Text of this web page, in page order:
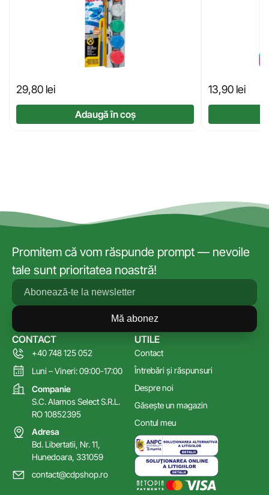
29,80 lei
Adaugă în coș
13,90 lei
Promitem că vom răspunde prompt — nevoile
tale sunt prioritatea noastră!
Mă abonez
UTILE
Contact
Întrebări și răspunsuri
Despre noi
Găsește un magazin
Contul meu
CONTACT
+40 748 125 052
Luni – Vineri: 09:00-17:00
Companie
S.C. Alamos Select S.R.L.
RO 10852395
Adresa
Bd. Libertatii, Nr. 11,
Hunedoara, 331059
contact@cdpshop.ro